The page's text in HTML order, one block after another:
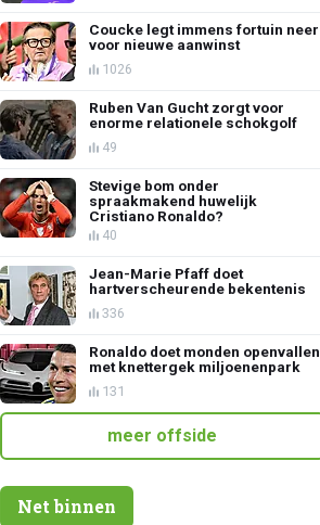
Coucke legt immens fortuin neer
voor nieuwe aanwinst
1026
Ruben Van Gucht zorgt voor
enorme relationele schokgolf
49
Stevige bom onder
spraakmakend huwelijk
Cristiano Ronaldo?
40
Jean-Marie Pfaff doet
hartverscheurende bekentenis
336
Ronaldo doet monden openvallen
met knettergek miljoenenpark
131
meer offside
Net binnen